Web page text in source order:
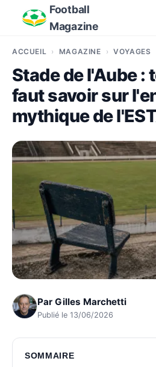
Football
Magazine
ACCUEIL MAGAZINE VOYAGES
Stade de l'Aube :
faut savoir sur
mythique de
Par Gilles Marchetti
Publié le 13/06/2026
SOMMAIRE